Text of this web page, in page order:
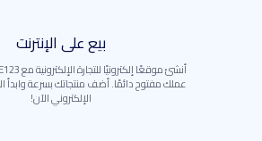
بيع على الإنترنت
عملك مفتوح دائمًا. أضف منتجاتك بسرعة وابدأ
الإلكتروني الآن!